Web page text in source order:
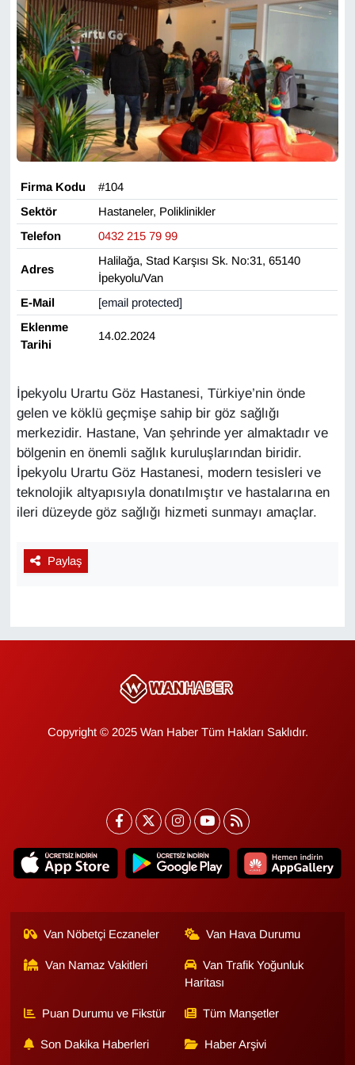
Firma Kodu
#104
Sektör
Hastaneler, Poliklinikler
Telefon
0432 215 79 99
Adres
Halilağa, Stad Karşısı Sk. No:31, 65140
İpekyolu/Van
E-Mail
[email protected]
Eklenme
Tarihi
14.02.2024
İpekyolu Urartu Göz Hastanesi, Türkiye’nin önde
gelen ve köklü geçmişe sahip bir göz sağlığı
merkezidir. Hastane, Van şehrinde yer almaktadır ve
bölgenin en önemli sağlık kuruluşlarından biridir.
İpekyolu Urartu Göz Hastanesi, modern tesisleri ve
teknolojik altyapısıyla donatılmıştır ve hastalarına en
ileri düzeyde göz sağlığı hizmeti sunmayı amaçlar.
Paylaş
Copyright © 2025 Wan Haber Tüm Hakları Saklıdır.
Van Nöbetçi Eczaneler Van Hava Durumu
Van Namaz Vakitleri
Van Trafik Yoğunluk
Haritası
Puan Durumu ve Fikstür Tüm Manşetler
Son Dakika Haberleri Haber Arşivi
Gündem
Haber
HABERDE İNSAN
İngilizce
Kadın
Kamu Alımları
Kim Kimdir?
Kültür & Sanat
MAGAZİN
MEDYA
ONE EKONOMİ
POLİTİKA
Resmi İlanlar
SAĞLIK
Sinema - TV
TEBRİK
Turizm
VAN'DA SPOR
Vasıta
YAŞAM